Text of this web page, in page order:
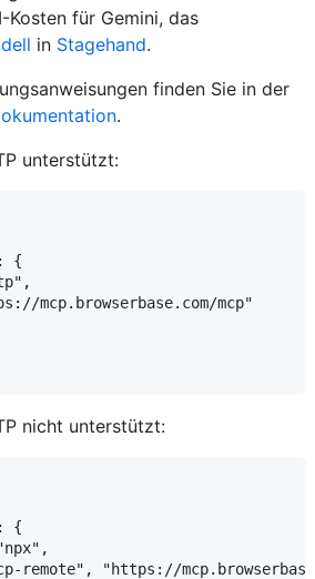
Kosten für Gemini, das
in Stagehand.
finden Sie in der
.
unterstützt:
{
mcp.browserbase.com/mcp"
nicht unterstützt:
{
remote", "https://